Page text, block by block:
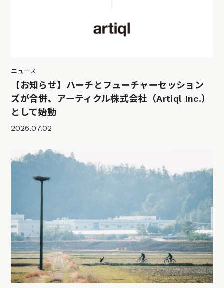
ニュース
【お知らせ】ハーチとフューチャーセッション
ズが合併、アーティクル株式会社（Artiql Inc.）
として始動
2026.07.02